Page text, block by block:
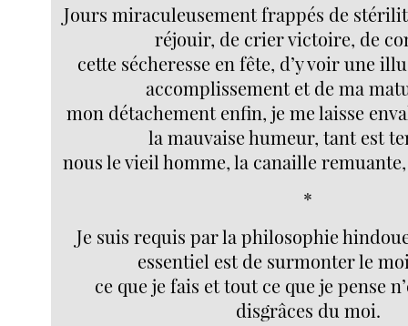
Jours miraculeusement frappés de
réjouir, de crier victoire, de
cette sécheresse en fête, d’y voir une
accomplissement et de ma
mon détachement enfin, je me laisse
la mauvaise humeur, tant est
nous le vieil homme, la canaille remuante,
*
Je suis requis par la philosophie
essentiel est de surmonter le
ce que je fais et tout ce que je pense
disgrâces du moi.